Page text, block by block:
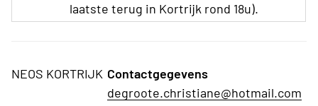
laatste terug in Kortrijk rond 18u).
NEOS KORTRIJK Contactgegevens
degroote.christiane@hotmail.com